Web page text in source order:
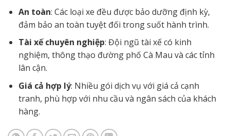
An toàn: Các loại xe đều được bảo dưỡng định kỳ,
đảm bảo an toàn tuyệt đối trong suốt hành trình.
Tài xế chuyên nghiệp: Đội ngũ tài xế có kinh
nghiệm, thông thạo đường phố Cà Mau và các tỉnh
lân cận.
Giá cả hợp lý: Nhiều gói dịch vụ với giá cả cạnh
tranh, phù hợp với nhu cầu và ngân sách của khách
hàng.